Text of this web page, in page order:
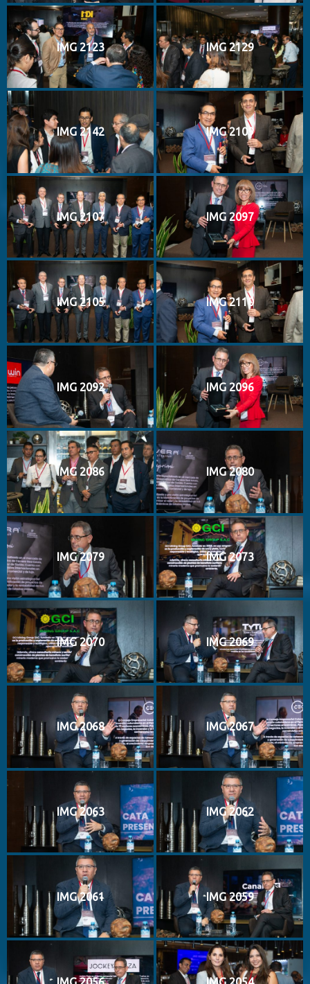
IMG 2123 IMG 2129
IMG 2142 IMG 2109
IMG 2107 IMG 2097
IMG 2105 IMG 2110
IMG 2092 IMG 2096
IMG 2086 IMG 2080
IMG 2079 IMG 2073
IMG 2070 IMG 2069
IMG 2068 IMG 2067
IMG 2063 IMG 2062
IMG 2061 IMG 2059